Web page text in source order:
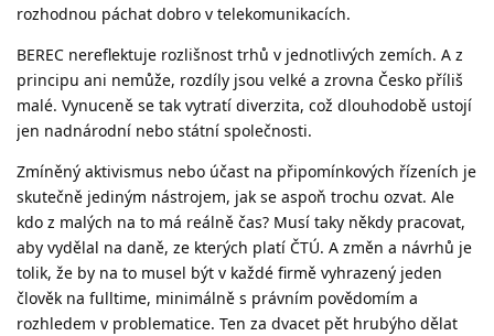
rozhodnou páchat dobro v telekomunikacích.
BEREC nereflektuje rozlišnost trhů v jednotlivých zemích. A z
principu ani nemůže, rozdíly jsou velké a zrovna Česko příliš
malé. Vynuceně se tak vytratí diverzita, což dlouhodobě ustojí
jen nadnárodní nebo státní společnosti.
Zmíněný aktivismus nebo účast na připomínkových řízeních je
skutečně jediným nástrojem, jak se aspoň trochu ozvat. Ale
kdo z malých na to má reálně čas? Musí taky někdy pracovat,
aby vydělal na daně, ze kterých platí ČTÚ. A změn a návrhů je
tolik, že by na to musel být v každé firmě vyhrazený jeden
člověk na fulltime, minimálně s právním povědomím a
rozhledem v problematice. Ten za dvacet pět hrubýho dělat